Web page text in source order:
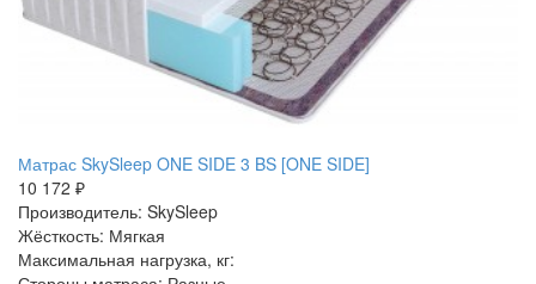
Матрас SkySleep ONE SIDE 3 BS [ONE SIDE]
10 172 ₽
Производитель: SkySleep
Жёсткость: Мягкая
Максимальная нагрузка, кг: